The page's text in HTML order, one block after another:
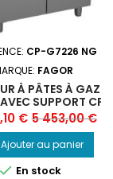
CP-G7226 NG
FAGOR
À PÂTES À GAZ
SUPPORT CP-
G7226
€ Prix
de
base
5 453,00 €
Ajouter au panier
 En stock